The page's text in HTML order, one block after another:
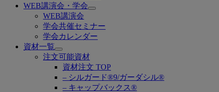
WEB講演会・学会
Open
WEB講演会
学会共催セミナー
学会カレンダー
資材一覧
Open
submenu
注文可能資材
資材注文 TOP
– シルガード®9/ガーダシル®
– キャップバックス®